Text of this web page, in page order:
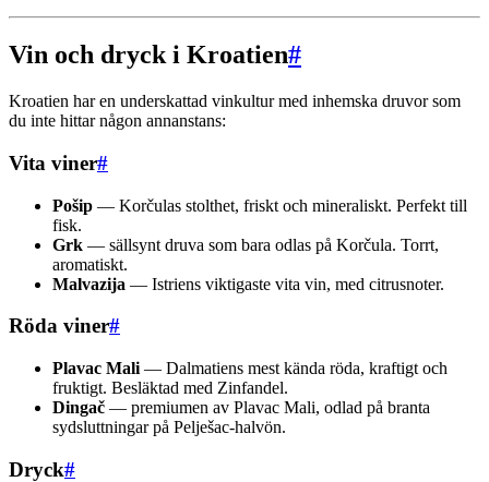
Vin och dryck i Kroatien#
Kroatien har en underskattad vinkultur med inhemska druvor som
du inte hittar någon annanstans:
Vita viner#
Pošip — Korčulas stolthet, friskt och mineraliskt. Perfekt till
fisk.
Grk — sällsynt druva som bara odlas på Korčula. Torrt,
aromatiskt.
Malvazija — Istriens viktigaste vita vin, med citrusnoter.
Röda viner#
Plavac Mali — Dalmatiens mest kända röda, kraftigt och
fruktigt. Besläktad med Zinfandel.
Dingač — premiumen av Plavac Mali, odlad på branta
sydsluttningar på Pelješac-halvön.
Dryck#